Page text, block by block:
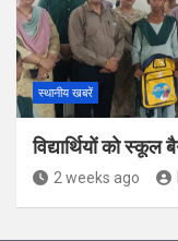
स्थानीय खबरें
विद्यार्थियों को
2 weeks ago